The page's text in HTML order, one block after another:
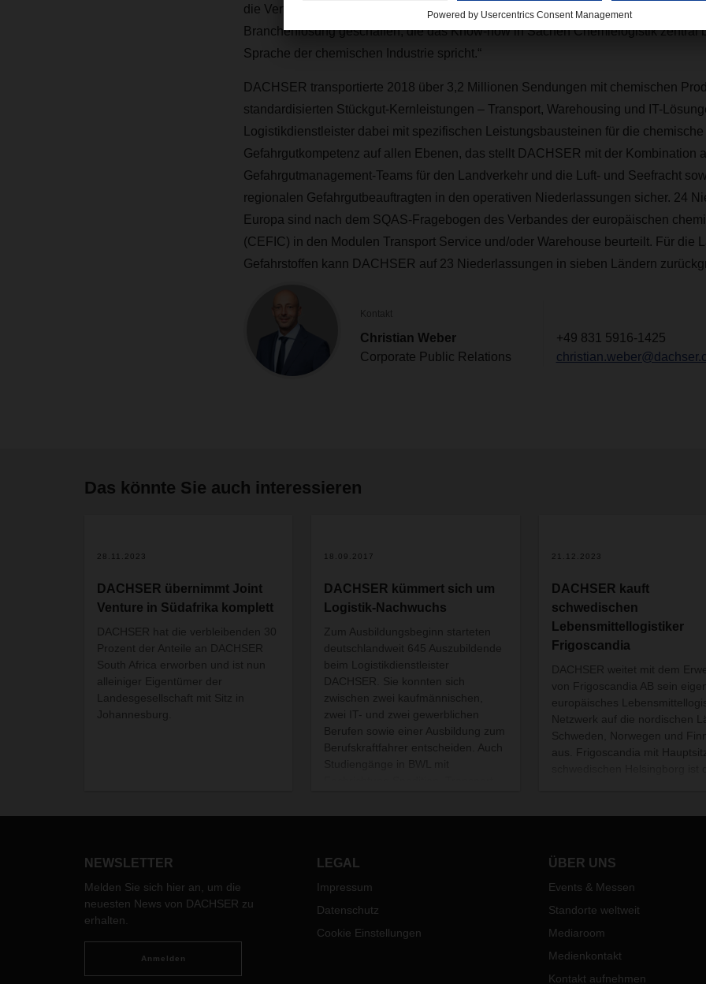
die Vertragsverlängerung um fünf Jahre. „Mit DACHSER Chem-Logistics haben
Branchenlösung geschaffen, die das Know-how in Sachen Chemielogistik zentral
Sprache der chemischen Industrie spricht.“
DACHSER transportierte 2018 über 3,2 Millionen Sendungen mit chemischen
standardisierten Stückgut-Kernleistungen – Transport, Warehousing und IT-
Logistikdienstleister dabei mit spezifischen Leistungsbausteinen für die
Gefahrgutkompetenz auf allen Ebenen, das stellt DACHSER mit der Kombination
Gefahrgutmanagement-Teams für den Landverkehr und die Luft- und Seefracht
regionalen Gefahrgutbeauftragten in den operativen Niederlassungen sicher. 24
Europa sind nach dem SQAS-Fragebogen des Verbandes der europäischen
(CEFIC) in den Modulen Transport Service und/oder Warehouse beurteilt. Für die
Gefahrstoffen kann DACHSER auf 23 Niederlassungen in sieben Ländern
Kontakt
Christian Weber
Corporate Public Relations
+49 831 5916-1425
Das könnte Sie auch interessieren
28.11.2023
DACHSER übernimmt Joint
Venture in Südafrika komplett
DACHSER hat die verbleibenden 30
Prozent der Anteile an DACHSER
South Africa erworben und ist nun
alleiniger Eigentümer der
Landesgesellschaft mit Sitz in
Johannesburg.
18.09.2017
DACHSER kümmert sich um
Logistik-Nachwuchs
Zum Ausbildungsbeginn starteten
deutschlandweit 645 Auszubildende
beim Logistikdienstleister
DACHSER. Sie konnten sich
zwischen zwei kaufmännischen,
zwei IT- und zwei gewerblichen
Berufen sowie einer Ausbildung zum
Berufskraftfahrer entscheiden. Auch
Wirtschaftsinformatik bietet das
21.12.2023
DACHSER kauft
schwedischen
Lebensmittellogistiker
Frigoscandia
DACHSER weitet mit dem
von Frigoscandia AB sein
europäisches
Netzwerk auf die nordischen
Schweden, Norwegen und
aus. Frigoscandia mit
Tiefkühllogistik auf dem
Wettbewerbsbehörden.
NEWSLETTER
Melden Sie sich hier an, um die
neuesten News von DACHSER zu
erhalten.
Anmelden
LEGAL
Impressum
Datenschutz
Cookie Einstellungen
ÜBER UNS
Events & Messen
Standorte weltweit
Mediaroom
Medienkontakt
Kontakt aufnehmen